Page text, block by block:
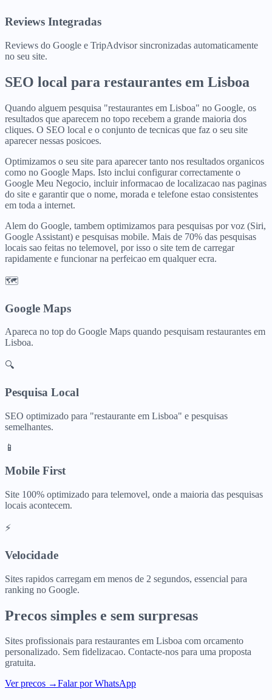
Reviews Integradas
Reviews do Google e TripAdvisor sincronizadas automaticamente
no seu site.
SEO local para restaurantes em Lisboa
Quando alguem pesquisa "restaurantes em Lisboa" no Google, os
resultados que aparecem no topo recebem a grande maioria dos
cliques. O SEO local e o conjunto de tecnicas que faz o seu site
aparecer nessas posicoes.
Optimizamos o seu site para aparecer tanto nos resultados organicos
como no Google Maps. Isto inclui configurar correctamente o
Google Meu Negocio, incluir informacao de localizacao nas paginas
do site e garantir que o nome, morada e telefone estao consistentes
em toda a internet.
Alem do Google, tambem optimizamos para pesquisas por voz (Siri,
Google Assistant) e pesquisas mobile. Mais de 70% das pesquisas
locais sao feitas no telemovel, por isso o site tem de carregar
rapidamente e funcionar na perfeicao em qualquer ecra.
🗺️
Google Maps
Apareca no top do Google Maps quando pesquisam restaurantes em
Lisboa.
🔍
Pesquisa Local
SEO optimizado para "restaurante em Lisboa" e pesquisas
semelhantes.
📱
Mobile First
Site 100% optimizado para telemovel, onde a maioria das pesquisas
locais acontecem.
⚡
Velocidade
Sites rapidos carregam em menos de 2 segundos, essencial para
ranking no Google.
Precos simples e sem surpresas
Sites profissionais para restaurantes em Lisboa com orcamento
personalizado. Sem fidelizacao. Contacte-nos para uma proposta
gratuita.
Ver precos →Falar por WhatsApp